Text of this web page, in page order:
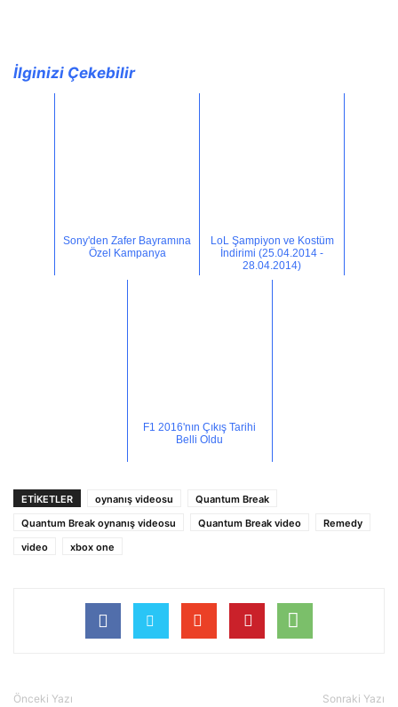
İlginizi Çekebilir
Sony'den Zafer Bayramına
Özel Kampanya
LoL Şampiyon ve Kostüm
İndirimi (25.04.2014 -
28.04.2014)
F1 2016'nın Çıkış Tarihi
Belli Oldu
ETİKETLER oynanış videosu
Quantum Break
Quantum Break oynanış videosu
Quantum Break video
Remedy
video
xbox one
Önceki Yazı Sonraki Yazı